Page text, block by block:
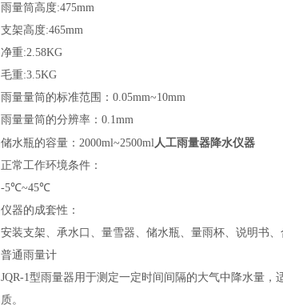
雨量筒高度:475mm
支架高度:465mm
净重:2.58KG
毛重:3.5KG
雨量量筒的标准范围： 0.05mm~10mm
雨量量筒的分辨率： 0.1mm
储水瓶的容量： 2000ml~2500ml 人工雨量器降水仪器
正常工作环境条件：
-5℃~45℃
仪器的成套性：
安装支架、承水口、量雪器、储水瓶、量雨杯、说明书、
普通雨量计
JQR-1型雨量器用于测定一定时间间隔的大气中降水量
质。